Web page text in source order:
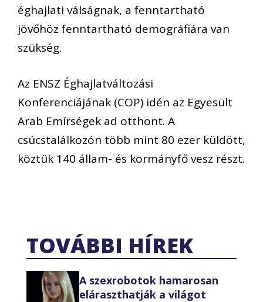
éghajlati válságnak, a fenntartható
jövőhöz fenntartható demográfiára van
szükség.
Az ENSZ Éghajlatváltozási
Konferenciájának (COP) idén az Egyesült
Arab Emírségek ad otthont. A
csúcstalálkozón több mint 80 ezer küldött,
köztük 140 állam- és kormányfő vesz részt.
TOVÁBBI HÍREK
A szexrobotok hamarosan
eláraszthatják a világot